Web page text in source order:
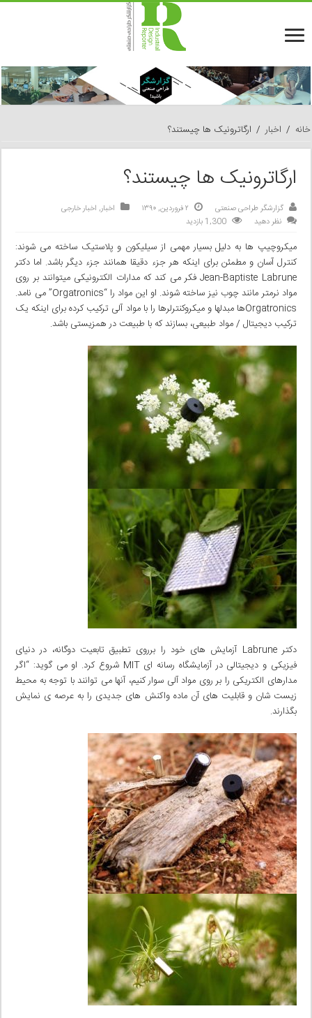
خانه / اخبار / ارگاترونیک ها چیستند؟
ارگاترونیک ها چیستند؟
گزارشگر طراحی صنعتی ۲ فروردین, ۱۳۹۰ اخبار, اخبار خارجی
نظر دهید
1,300 بازدید
میکروچیپ ها به دلیل بسیار مهمی از سیلیکون و پلاستیک ساخته می شوند:
کنترل آسان و مطمئن برای اینکه هر جزء دقیقا همانند جزء دیگر باشد. اما دکتر
Jean-Baptiste Labrune فکر می کند که مدارات الکترونیکی می­توانند بر روی
مواد نرمتر مانند چوب نیز ساخته شوند. او این مواد را “Orgatronics” می نامد.
Orgatronicsها مبدلها و میکروکنترلرها را با مواد آلی ترکیب کرده برای اینکه یک
ترکیب دیجیتال / مواد طبیعی، بسازند که با طبیعت در همزیستی باشد.
دکتر Labrune آزمایش های خود را برروی تطبیق تابعیت دوگانه، در دنیای
فیزیکی و دیجیتالی در آزمایشگاه رسانه ای MIT شروع کرد. او می گوید: “اگر
مدارهای الکتریکی را بر روی مواد آلی سوار کنیم، آنها می توانند با توجه به محیط
زیست شان و قابلیت های آن ماده واکنش های جدیدی را به عرصه ی نمایش
بگذارند.